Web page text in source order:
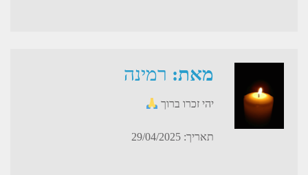
מאת: רמינה
יהי זכרו ברוך
תאריך: 29/04/2025